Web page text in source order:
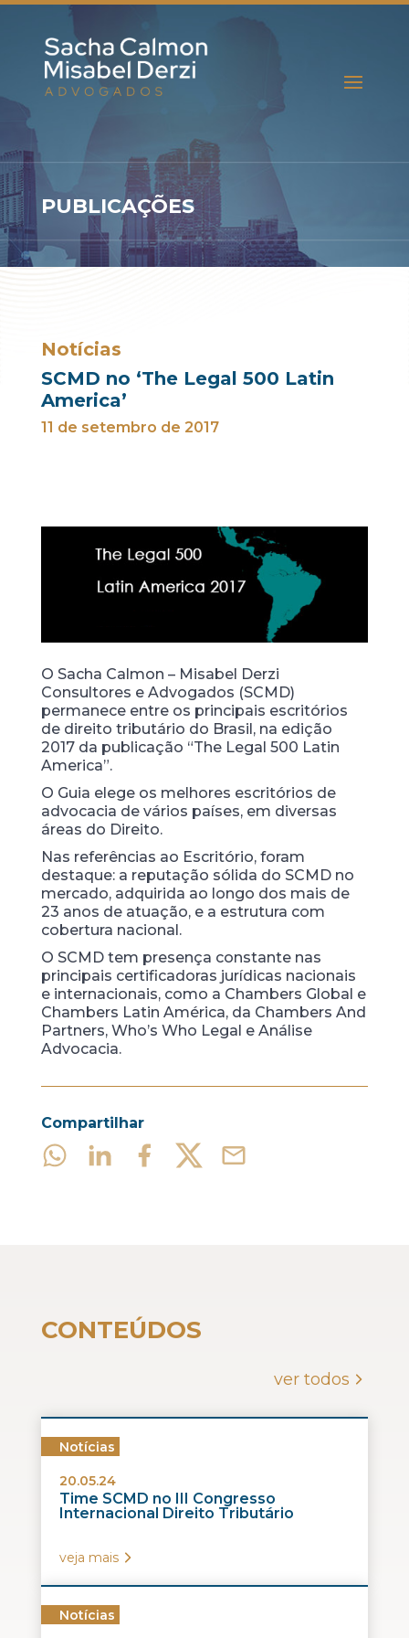
PUBLICAÇÕES
Notícias
SCMD no ‘The Legal 500 Latin
America’
11 de setembro de 2017
O Sacha Calmon – Misabel Derzi
Consultores e Advogados (SCMD)
permanece entre os principais escritórios
de direito tributário do Brasil, na edição
2017 da publicação “The Legal 500 Latin
America”.
O Guia elege os melhores escritórios de
advocacia de vários países, em diversas
áreas do Direito.
Nas referências ao Escritório, foram
destaque: a reputação sólida do SCMD no
mercado, adquirida ao longo dos mais de
23 anos de atuação, e a estrutura com
cobertura nacional.
O SCMD tem presença constante nas
principais certificadoras jurídicas nacionais
e internacionais, como a Chambers Global e
Chambers Latin América, da Chambers And
Partners, Who’s Who Legal e Análise
Advocacia.
Compartilhar
CONTEÚDOS
ver todos
Notícias
20.05.24
Time SCMD no III Congresso
Internacional Direito Tributário
veja mais
Notícias